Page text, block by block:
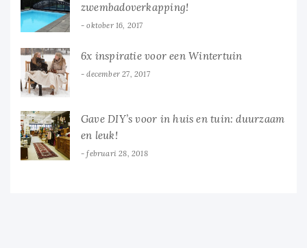
zwembadoverkapping!
oktober 16, 2017
6x inspiratie voor een Wintertuin
december 27, 2017
Gave DIY’s voor in huis en tuin: duurzaam
en leuk!
februari 28, 2018